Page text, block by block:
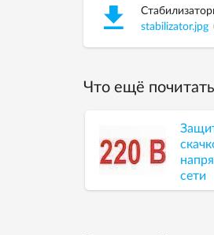
stabilizator.jpg
Что ещё
сети